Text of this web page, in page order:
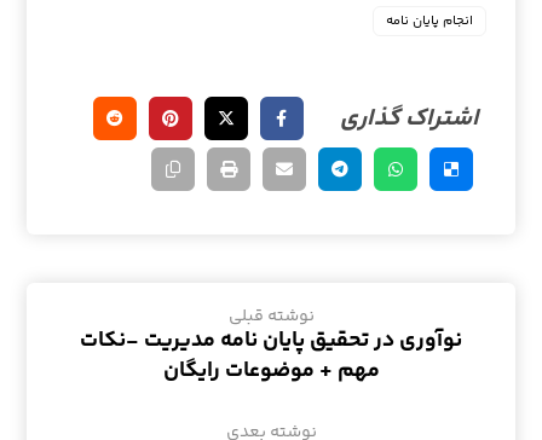
انجام پایان نامه
نوشته قبلی
نوآوری در تحقیق پایان نامه مدیریت -نکات
مهم + موضوعات رایگان
نوشته بعدی